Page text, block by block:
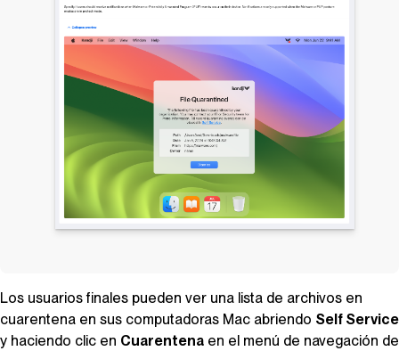
Los usuarios finales pueden ver una lista de archivos en
cuarentena en sus computadoras Mac abriendo Self Service
y haciendo clic en Cuarentena en el menú de navegación de